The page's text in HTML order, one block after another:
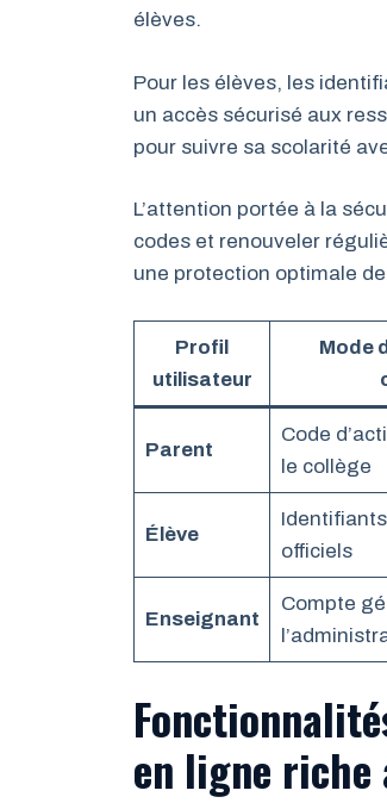
élèves.
Pour les élèves, les
un accès sécurisé aux
pour suivre sa scolarité
L’attention portée à la
codes et renouveler
une protection optimale
Profil
utilisateur
Mode
Parent
Code
le collège
Élève
officiels
Enseignant
Compte
en ligne riche